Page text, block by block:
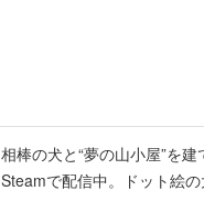
相棒の犬と“夢の山小屋”を
Steamで配信中。ドット絵